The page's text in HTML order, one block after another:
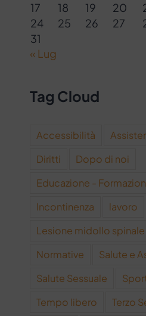
17
18 19 20
24
25 26 27
31
« Lug
Tag Cloud
Accessibilità
Diritti
Dopo di noi
Educazione -
Incontinenza
lavoro
Lesione midollo spinale
Normative
Salute e
Salute Sessuale
Tempo libero
Terzo